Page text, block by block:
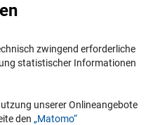
zwingend erforderliche
statistischer Informationen
unserer Onlineangebote
den „Matomo“